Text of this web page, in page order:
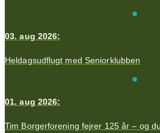
03. aug 2026:
Heldagsudflugt med Seniorklubben
01. aug 2026:
Tim Borgerforening fejrer 125 år – og